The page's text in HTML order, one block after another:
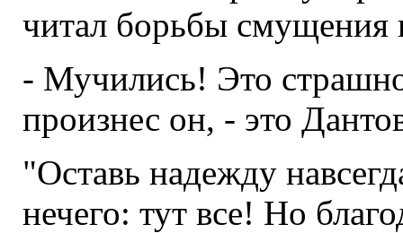
читал борьбы смущения
- Мучились! Это
произнес он, - это
"Оставь надежду
нечего: тут все! Но